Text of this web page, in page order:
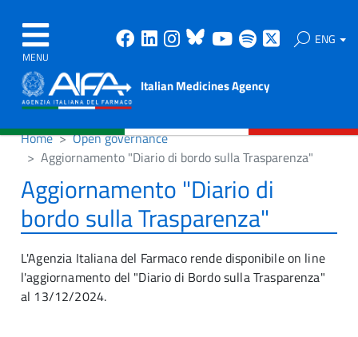
MENU
Facebook
Linkedin
Instagram
Bluesky
Youtube
Spotify ENG
Italian Medicines Agency
Home
Open governance
Aggiornamento "Diario di bordo sulla Trasparenza"
Aggiornamento "Diario di
bordo sulla Trasparenza"
L'Agenzia Italiana del Farmaco rende disponibile on line
l'aggiornamento del "Diario di Bordo sulla Trasparenza"
al 13/12/2024.